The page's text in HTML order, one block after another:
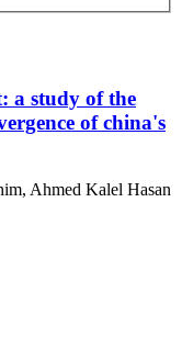
a study of the
of china's
Ahmed Kalel Hasan